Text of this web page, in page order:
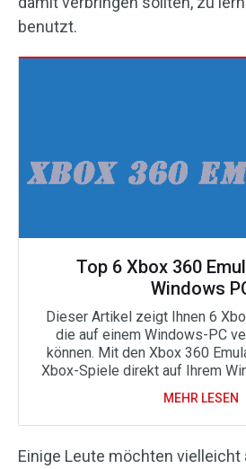
benutzt.
Top 6 Xbox 360
Windows
Dieser Artikel zeigt Ihnen 6
die auf einem Windows-PC
können. Mit den Xbox 360
Xbox-Spiele direkt auf Ihrem
MEHR LESEN
Einige Leute möchten vielleicht